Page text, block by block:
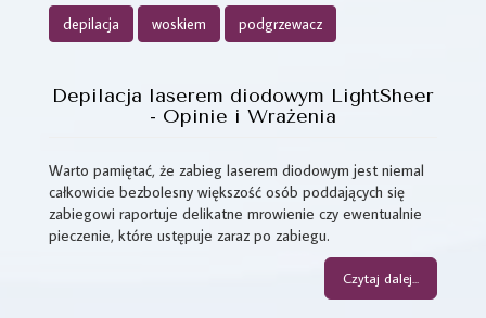
depilacja woskiem podgrzewacz
Depilacja laserem diodowym LightSheer
- Opinie i Wrażenia
Warto pamiętać, że zabieg laserem diodowym jest niemal
całkowicie bezbolesny większość osób poddających się
zabiegowi raportuje delikatne mrowienie czy ewentualnie
pieczenie, które ustępuje zaraz po zabiegu.
Czytaj dalej...